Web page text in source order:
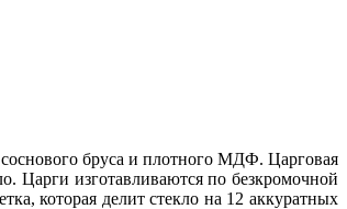
бруса и плотного МДФ. Царговая
Царги изготавливаются по безкромочной
которая делит стекло на 12 аккуратных